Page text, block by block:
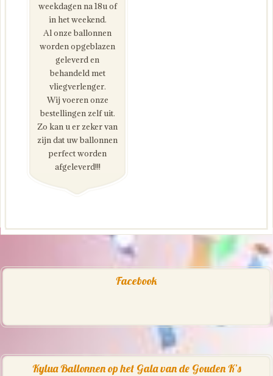
weekdagen na 18u of
in het weekend.
Al onze ballonnen
worden opgeblazen
geleverd en
behandeld met
vliegverlenger.
Wij voeren onze
bestellingen zelf uit.
Zo kan u er zeker van
zijn dat uw ballonnen
perfect worden
afgeleverd!!!
Facebook
Kylua Ballonnen op het Gala van de Gouden K’s